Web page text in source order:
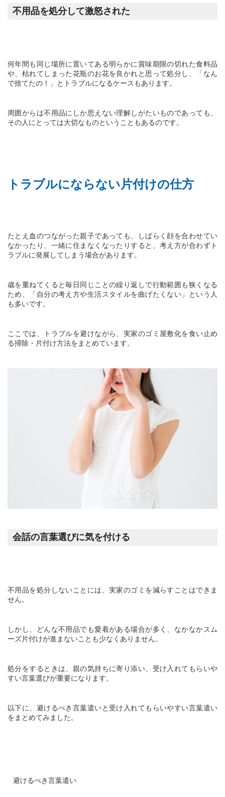
不用品を処分して激怒された
何年間も同じ場所に置いてある明らかに賞味期限の切れた食料品
や、枯れてしまった花瓶のお花を良かれと思って処分し、「なん
で捨てたの！」とトラブルになるケースもあります。
周囲からは不用品にしか思えない理解しがたいものであっても、
その人にとっては大切なものということもあるのです。
トラブルにならない片付けの仕方
たとえ血のつながった親子であっても、しばらく顔を合わせてい
なかったり、一緒に住まなくなったりすると、考え方が合わずト
ラブルに発展してしまう場合があります。
歳を重ねてくると毎日同じことの繰り返しで行動範囲も狭くなる
ため、「自分の考え方や生活スタイルを曲げたくない」という人
も多いです。
ここでは、トラブルを避けながら、実家のゴミ屋敷化を食い止め
る掃除・片付け方法をまとめています。
会話の言葉選びに気を付ける
不用品を処分しないことには、実家のゴミを減らすことはできま
せん。
しかし、どんな不用品でも愛着がある場合が多く、なかなかスム
ーズ片付けが進まないことも少なくありません。
処分をするときは、親の気持ちに寄り添い、受け入れてもらいや
すい言葉選びが重要になります。
以下に、避けるべき言葉遣いと受け入れてもらいやすい言葉遣い
をまとめてみました。
避けるべき言葉遣い